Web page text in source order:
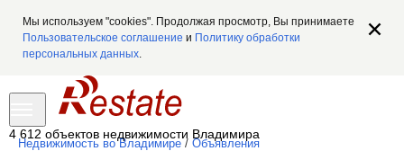
Мы используем "cookies". Продолжая просмотр, Вы принимаете
Пользовательское соглашение и Политику обработки
персональных данных.
4 612 объектов недвижимости Владимира
Недвижимость во Владимире / Объявления